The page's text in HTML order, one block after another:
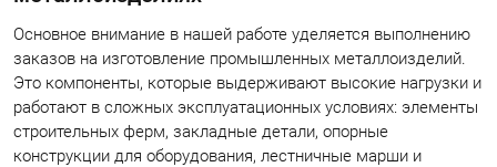
Основное внимание в нашей работе уделяется выполнению
заказов на изготовление промышленных металлоизделий.
Это компоненты, которые выдерживают высокие нагрузки и
работают в сложных эксплуатационных условиях: элементы
строительных ферм, закладные детали, опорные
конструкции для оборудования, лестничные марши и